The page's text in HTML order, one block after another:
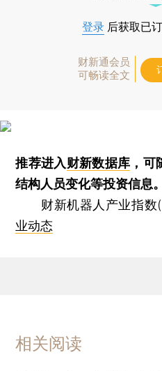
登录 后获取已
财新通会员
可畅读全文
推荐进入财新数据库 ，可
结构人员变化等投资信息。
财新机器人产业指数
业动态
相关阅读